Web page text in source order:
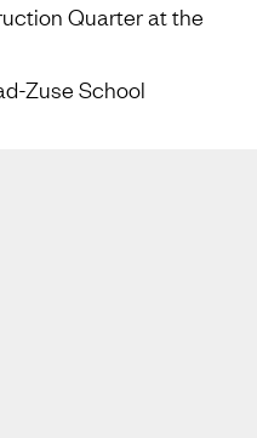
Quarter at the
Zuse School